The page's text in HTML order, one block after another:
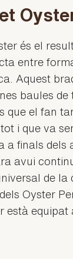
és el
entre
Aquest
baules de
que el fan
i que va
a finals dels
avui
de la
Oyster
està equipat